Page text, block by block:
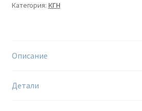
Категория: КГН
Описание
Детали